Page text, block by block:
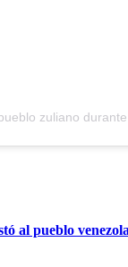
al pueblo